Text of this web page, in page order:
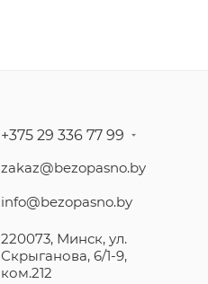
+375 29 336 77 99
zakaz@bezopasno.by
info@bezopasno.by
220073, Минск, ул.
Скрыганова, 6/1-9,
ком.212